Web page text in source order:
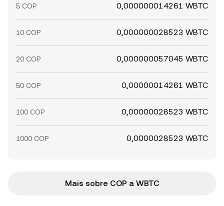
5 COP 0,000000014261 WBTC
10 COP 0,000000028523 WBTC
20 COP 0,000000057045 WBTC
50 COP 0,00000014261 WBTC
100 COP 0,00000028523 WBTC
1000 COP 0,0000028523 WBTC
Mais sobre COP a WBTC